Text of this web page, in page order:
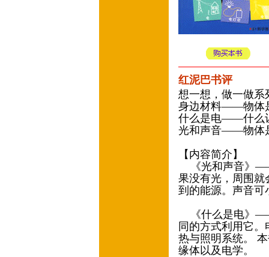
红泥巴书评
想一想，做一做
身边材料——物体
什么是电——什么
光和声音——物体
【内容简介】
《光和声音》
果没有光，周围就
到的能源。声音
《什么是电》
同的方式利用它
热与照明系统。
缘体以及电学。